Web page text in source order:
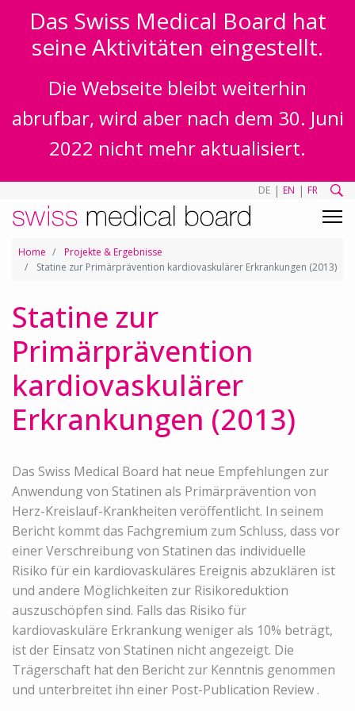
Das Swiss Medical Board hat
seine Aktivitäten eingestellt.
Die Webseite bleibt weiterhin
abrufbar, wird aber nach dem 30. Juni
2022 nicht mehr aktualisiert.
DE | EN | FR
Home
Projekte & Ergebnisse
Statine zur Primärprävention kardiovaskulärer Erkrankungen (2013)
Statine zur
Primärprävention
kardiovaskulärer
Erkrankungen (2013)
Das Swiss Medical Board hat neue Empfehlungen zur
Anwendung von Statinen als Primärprävention von
Herz-Kreislauf-Krankheiten veröffentlicht. In seinem
Bericht kommt das Fachgremium zum Schluss, dass vor
einer Verschreibung von Statinen das individuelle
Risiko für ein kardiovaskuläres Ereignis abzuklären ist
und andere Möglichkeiten zur Risikoreduktion
auszuschöpfen sind. Falls das Risiko für
kardiovaskuläre Erkrankung weniger als 10% beträgt,
ist der Einsatz von Statinen nicht angezeigt. Die
Trägerschaft hat den Bericht zur Kenntnis genommen
und unterbreitet ihn einer Post-Publication Review .